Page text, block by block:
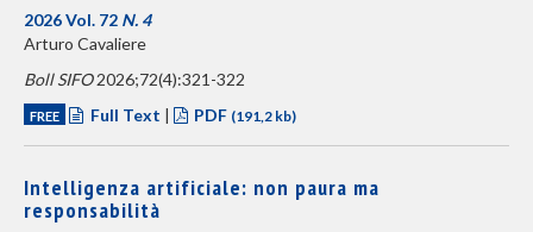
2026 Vol. 72 N. 4
Arturo Cavaliere
Boll SIFO2026;72(4):321-322
FREE Full Text | PDF (191,2 kb)
Intelligenza artificiale: non paura ma
responsabilità